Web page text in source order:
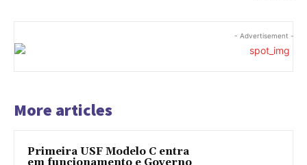
- Advertisement -
More articles
Primeira USF Modelo C entra
em funcionamento e Governo